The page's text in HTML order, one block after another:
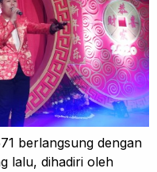
berlangsung dengan
lalu, dihadiri oleh